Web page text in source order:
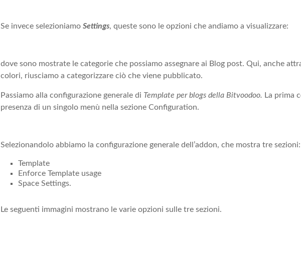
Se invece selezioniamo Settings, queste sono le opzioni che andiamo a visualizzare:
dove sono mostrate le categorie che possiamo assegnare ai Blog post. Qui, anche
colori, riusciamo a categorizzare ciò che viene pubblicato.
Passiamo alla configurazione generale di Template per blogs della Bitvoodoo. La prima
presenza di un singolo menù nella sezione Configuration.
Selezionandolo abbiamo la configurazione generale dell’addon, che mostra tre sezioni:
Template
Enforce Template usage
Space Settings.
Le seguenti immagini mostrano le varie opzioni sulle tre sezioni.